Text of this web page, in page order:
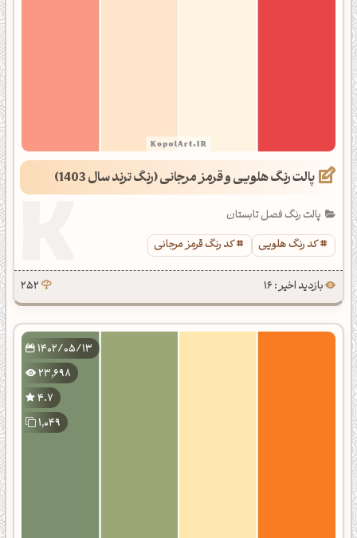
پالت رنگ هلویی و قرمز مرجانی (رنگ ترند سال 1403)
پالت رنگ فصل تابستان
کد رنگ هلویی
کد رنگ قرمز مرجانی
بازدید اخیر : 16 252
1402/05/13
23,698
4.7
1,049